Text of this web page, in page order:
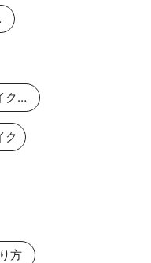
ナショナルサイクルルート
ク
方